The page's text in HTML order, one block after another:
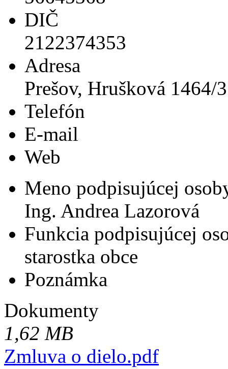
DIČ
2122374353
Adresa
Prešov, Hrušková 1464/
Telefón
E-mail
Web
Meno podpisujúcej
Ing. Andrea Lazorová
Funkcia podpisujúcej
starostka obce
Poznámka
Dokumenty
1,62 MB
Zmluva o dielo.pdf